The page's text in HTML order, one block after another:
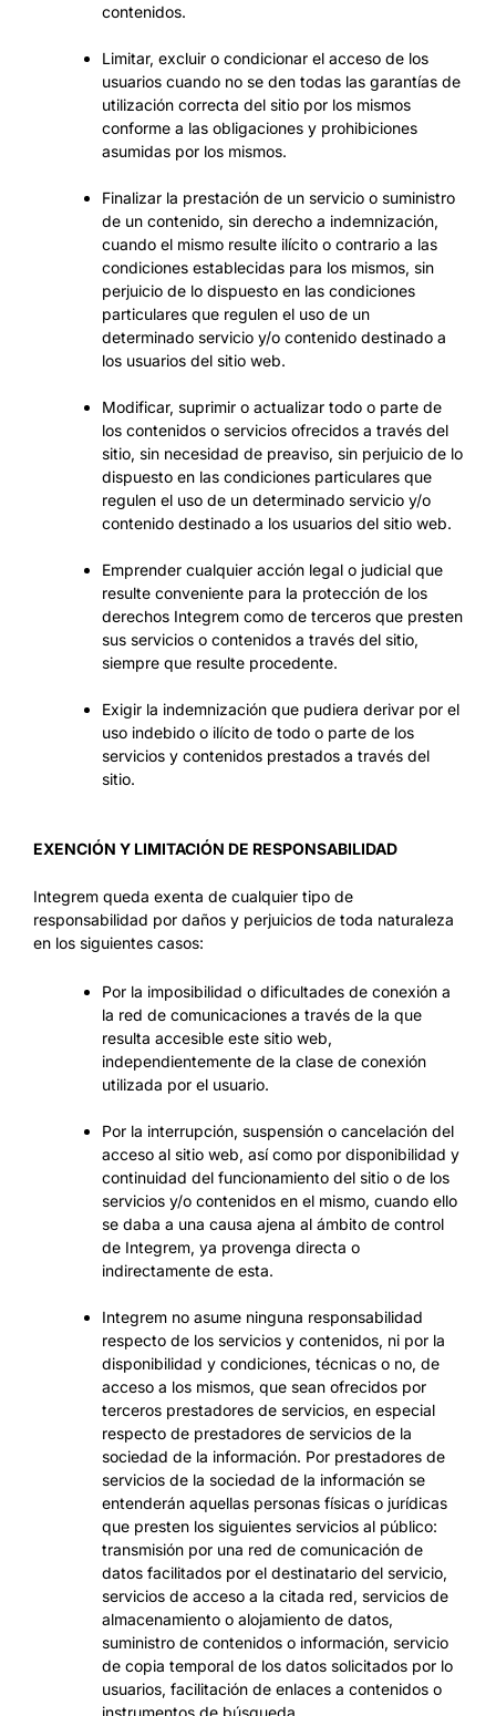
contenidos.
Limitar, excluir o condicionar el acceso de los
usuarios cuando no se den todas las garantías de
utilización correcta del sitio por los mismos
conforme a las obligaciones y prohibiciones
asumidas por los mismos.
Finalizar la prestación de un servicio o suministro
de un contenido, sin derecho a indemnización,
cuando el mismo resulte ilícito o contrario a las
condiciones establecidas para los mismos, sin
perjuicio de lo dispuesto en las condiciones
particulares que regulen el uso de un
determinado servicio y/o contenido destinado a
los usuarios del sitio web.
Modificar, suprimir o actualizar todo o parte de
los contenidos o servicios ofrecidos a través del
sitio, sin necesidad de preaviso, sin perjuicio de lo
dispuesto en las condiciones particulares que
regulen el uso de un determinado servicio y/o
contenido destinado a los usuarios del sitio web.
Emprender cualquier acción legal o judicial que
resulte conveniente para la protección de los
derechos Integrem como de terceros que presten
sus servicios o contenidos a través del sitio,
siempre que resulte procedente.
Exigir la indemnización que pudiera derivar por el
uso indebido o ilícito de todo o parte de los
servicios y contenidos prestados a través del
sitio.
EXENCIÓN Y LIMITACIÓN DE RESPONSABILIDAD
Integrem queda exenta de cualquier tipo de
responsabilidad por daños y perjuicios de toda naturaleza
en los siguientes casos:
Por la imposibilidad o dificultades de conexión a
la red de comunicaciones a través de la que
resulta accesible este sitio web,
independientemente de la clase de conexión
utilizada por el usuario.
Por la interrupción, suspensión o cancelación del
acceso al sitio web, así como por disponibilidad y
continuidad del funcionamiento del sitio o de los
servicios y/o contenidos en el mismo, cuando ello
se daba a una causa ajena al ámbito de control
de Integrem, ya provenga directa o
indirectamente de esta.
Integrem no asume ninguna responsabilidad
respecto de los servicios y contenidos, ni por la
disponibilidad y condiciones, técnicas o no, de
acceso a los mismos, que sean ofrecidos por
terceros prestadores de servicios, en especial
respecto de prestadores de servicios de la
sociedad de la información. Por prestadores de
servicios de la sociedad de la información se
entenderán aquellas personas físicas o jurídicas
que presten los siguientes servicios al público:
transmisión por una red de comunicación de
datos facilitados por el destinatario del servicio,
servicios de acceso a la citada red, servicios de
almacenamiento o alojamiento de datos,
suministro de contenidos o información, servicio
de copia temporal de los datos solicitados por lo
usuarios, facilitación de enlaces a contenidos o
instrumentos de búsqueda.